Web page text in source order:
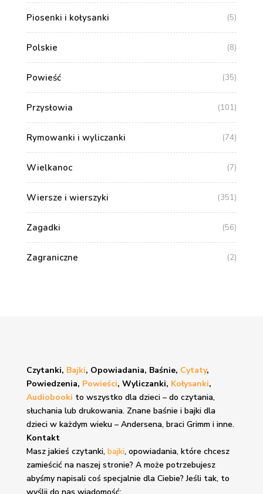
Piosenki i kołysanki (5)
Polskie (8)
Powieść (35)
Przysłowia (101)
Rymowanki i wyliczanki (74)
Wielkanoc (7)
Wiersze i wierszyki (351)
Zagadki (56)
Zagraniczne (2)
Czytanki, Bajki, Opowiadania, Baśnie, Cytaty,
Powiedzenia, Powieści, Wyliczanki, Kołysanki,
Audiobooki to wszystko dla dzieci – do czytania,
słuchania lub drukowania. Znane baśnie i bajkidla
dzieci w każdym wieku – Andersena, braci Grimm i inne.
Kontakt
Masz jakieś czytanki, bajki, opowiadania, które chcesz
zamieścić na naszej stronie? A może potrzebujesz
abyśmy napisali coś specjalnie dla Ciebie? Jeśli tak, to